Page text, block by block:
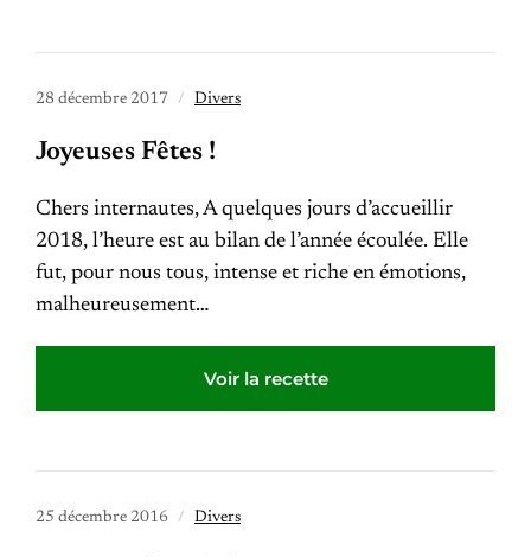
28 décembre 2017 Divers
Joyeuses Fêtes !
Chers internautes, A quelques jours d’accueillir
2018, l’heure est au bilan de l’année écoulée. Elle
fut, pour nous tous, intense et riche en émotions,
malheureusement…
Voir la recette
25 décembre 2016 Divers